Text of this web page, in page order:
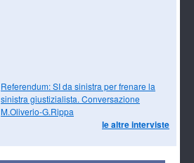
Referendum: SI da sinistra per frenare la
sinistra giustizialista. Conversazione
M.Oliverio-G.Rippa
le altre interviste